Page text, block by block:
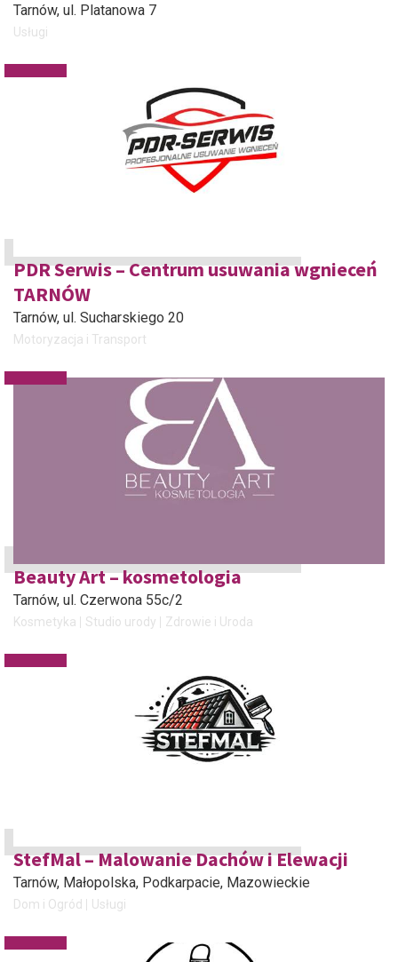
Tarnów, ul. Platanowa 7
Usługi
PDR Serwis – Centrum usuwania wgnieceń
TARNÓW
Tarnów, ul. Sucharskiego 20
Motoryzacja i Transport
Beauty Art – kosmetologia
Tarnów, ul. Czerwona 55c/2
Kosmetyka Studio urody Zdrowie i Uroda
StefMal – Malowanie Dachów i Elewacji
Tarnów, Małopolska, Podkarpacie, Mazowieckie
Dom i Ogród Usługi